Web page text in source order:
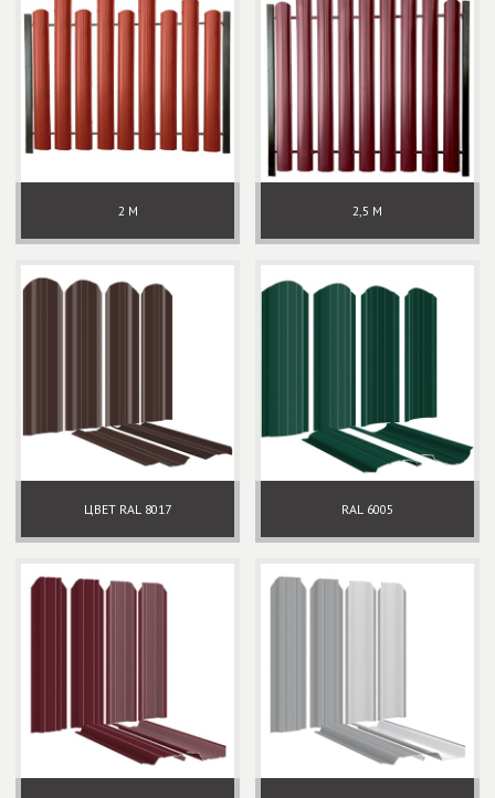
2 М 2,5 М
ЦВЕТ RAL 8017 RAL 6005